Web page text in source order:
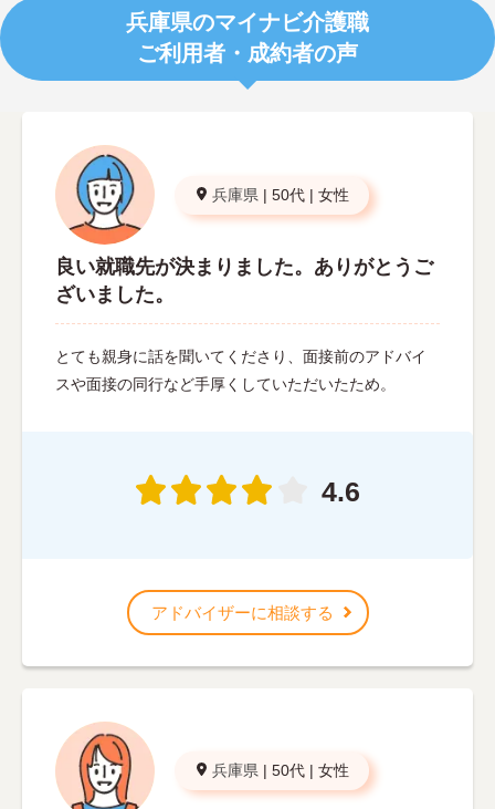
兵庫県のマイナビ介護職
ご利用者・成約者の声
兵庫県 | 50代 | 女性
良い就職先が決まりました。ありがとうご
ざいました。
とても親身に話を聞いてくださり、面接前のアドバイ
スや面接の同行など手厚くしていただいたため。
4.6
アドバイザーに相談する
兵庫県 | 50代 | 女性